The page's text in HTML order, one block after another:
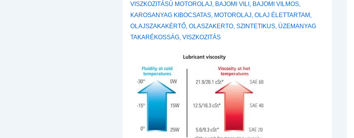
VISZKOZITÁSÚ MOTOROLAJ, BAJOMI VILI , BAJOMI VILMOS,
KAROSANYAG KIBOCSATAS, MOTOROLAJ,OLAJ ÉLETTARTAM ,
OLAJSZAKAKÉRTŐ,OLASZAKERTO,SZINTETIKUS, ÜZEMANYAG
TAKARÉKOSSÁG,VISZKOZITÁS